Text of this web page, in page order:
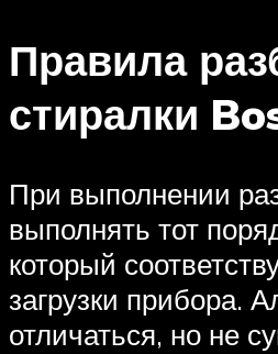
Правила
стиралки
При выполнении
выполнять тот
который
загрузки прибора.
отличаться, но не